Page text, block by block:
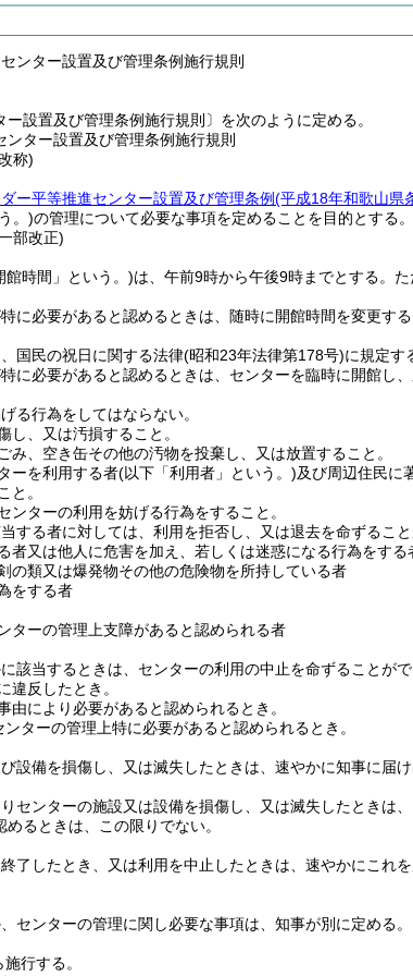
ンター設置及び管理条例施行規則
ー設置及び管理条例施行規則〕を次のように定める。
ター設置及び管理条例施行規則
称)
ー平等推進センター設置及び管理条例(平成18年和歌山県
。)の管理について必要な事項を定めることを目的とする。
部改正)
館時間」という。)は、午前9時から午後9時までとする。
に必要があると認めるときは、随時に開館時間を変更する
国民の祝日に関する法律(昭和23年法律第178号)に規定す
に必要があると認めるときは、センターを臨時に開館し、
る行為をしてはならない。
し、又は汚損すること。
み、空き缶その他の汚物を投棄し、又は放置すること。
ーを利用する者(以下「利用者」という。)及び周辺住民に
と。
ンターの利用を妨げる行為をすること。
する者に対しては、利用を拒否し、又は退去を命ずること
者又は他人に危害を加え、若しくは迷惑になる行為をする
の類又は爆発物その他の危険物を所持している者
をする者
ターの管理上支障があると認められる者
該当するときは、センターの利用の中止を命ずることがで
違反したとき。
由により必要があると認められるとき。
ターの管理上特に必要があると認められるとき。
設備を損傷し、又は滅失したときは、速やかに知事に届
センターの施設又は設備を損傷し、又は滅失したときは
るときは、この限りでない。
了したとき、又は利用を中止したときは、速やかにこれ
センターの管理に関し必要な事項は、知事が別に定める。
行する。